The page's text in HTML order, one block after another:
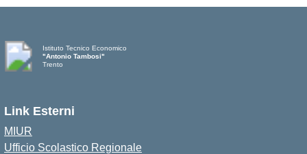
Istituto Tecnico Economico
"Antonio Tambosi"
Trento
Link Esterni
MIUR
Ufficio Scolastico Regionale